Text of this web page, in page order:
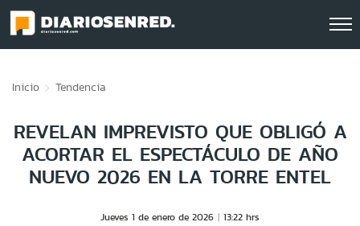
Inicio Tendencia
REVELAN IMPREVISTO QUE OBLIGÓ A
ACORTAR EL ESPECTÁCULO DE AÑO
NUEVO 2026 EN LA TORRE ENTEL
Jueves 1 de enero de 2026 13:22 hrs